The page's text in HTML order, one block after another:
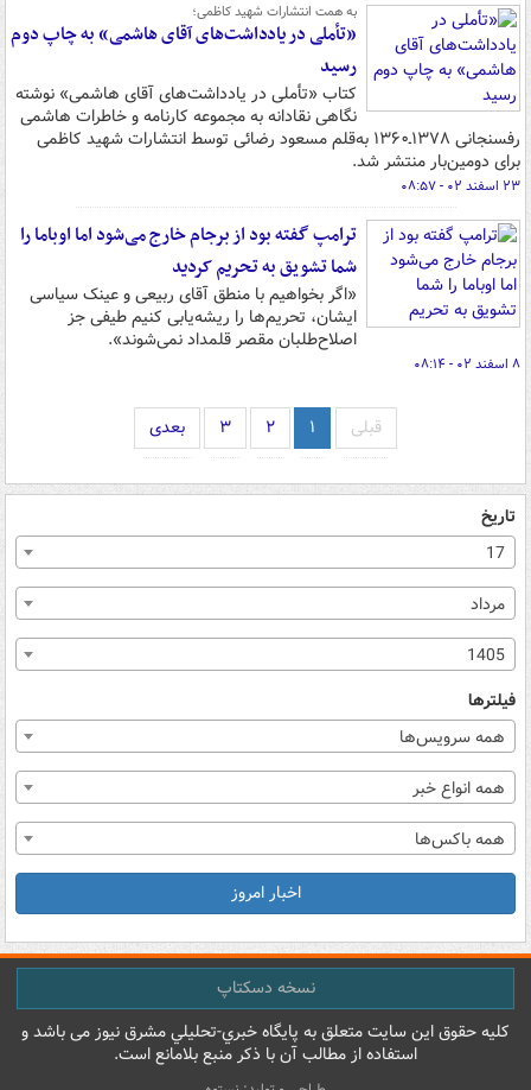
به همت انتشارات شهید کاظمی؛
«تأملی در یادداشت‌های آقای هاشمی» به چاپ دوم
رسید
کتاب «تأملی در یادداشت‌های آقای هاشمی» نوشته
نگاهی نقادانه به مجموعه کارنامه و خاطرات هاشمی
رفسنجانی ۱۳۷۸ـ۱۳۶۰ به‌­قلم مسعود رضائی توسط انتشارات شهید کاظمی
برای دومین­‌بار منتشر شد.
۲۳ اسفند ۰۲ - ۰۸:۵۷
ترامپ گفته بود از برجام خارج می‌شود اما اوباما را
شما تشویق به تحریم کردید
«اگر بخواهیم با منطق آقای ربیعی و عینک سیاسی
ایشان، تحریم‌ها را ریشه‌یابی کنیم طیفی جز
اصلاح‌طلبان مقصر قلمداد نمی‌شوند».
۸ اسفند ۰۲ - ۰۸:۱۴
قبلی ۱ ۲ ۳ بعدی
تاریخ
17
مرداد
1405
فیلترها
همه سرویس‌ها
همه انواع خبر
همه باکس‌ها
اخبار امروز
نسخه دسکتاپ
کليه حقوق اين سايت متعلق به پایگاه خبري-تحليلي مشرق نيوز می باشد و
استفاده از مطالب آن با ذکر منبع بلامانع است.